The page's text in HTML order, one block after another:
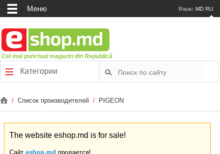
Меню Язык: MD RU
Cel mai punctual magazin din Republică
Категории
/ Список производителей / PIGEON
The website eshop.md is for sale!
Сайт eshop.md продается!